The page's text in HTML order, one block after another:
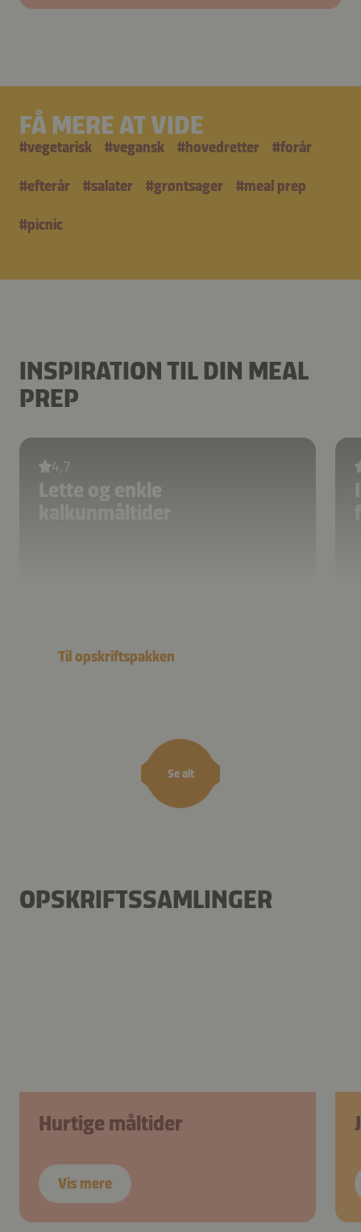
FÅ MERE AT VIDE
#vegetarisk #vegansk #hovedretter #forår
#efterår #salater #grøntsager #meal prep
#picnic
INSPIRATION TIL DIN MEAL
PREP
Se alt
4,7
Lette og enkle
Til opskriftspakken
OPSKRIFTSSAMLINGER
Hurtige måltider
Vis mere